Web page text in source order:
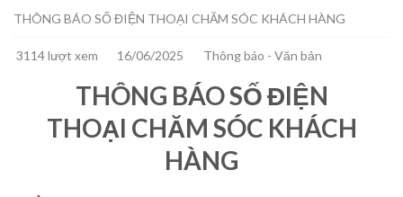
THÔNG BÁO SỐ ĐIỆN THOẠI CHĂM SÓC KHÁCH HÀNG
3114 lượt xem 16/06/2025 Thông báo - Văn bản
THÔNG BÁO SỐ ĐIỆN
THOẠI CHĂM SÓC KHÁCH
HÀNG